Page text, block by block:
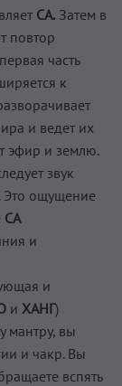
СА. Затем в
повтор
часть
к
и ведет их
эфир и землю.
звук
Это ощущение
СА
и
и
и ХАНГ)
мантру, вы
и чакр. Вы
вспять